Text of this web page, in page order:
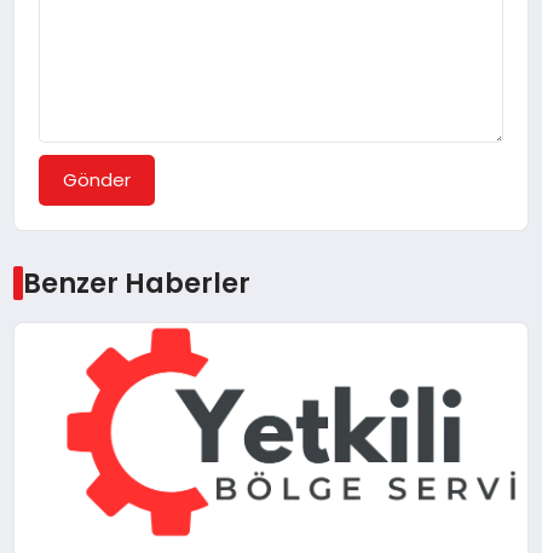
Gönder
Benzer Haberler